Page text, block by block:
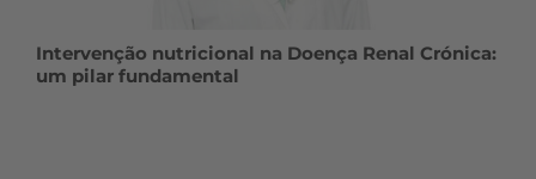
Intervenção nutricional na Doença Renal Crónica:
um pilar fundamental